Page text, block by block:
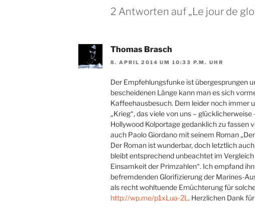
2 Antworten auf „Le jour de
Thomas Brasch
8. APRIL 2014 UM 10:33 P.M. UHR
Der Empfehlungsfunke ist übergesprungen
bescheidenen Länge kann man es sich
Kaffeehausbesuch. Dem leider noch immer
„Krieg“, das viele von uns –
Hollywood Kolportage gedanklich zu fassen
auch Paolo Giordano mit seinem Roman
Der Roman ist wunderbar, doch letztlich
bleibt entsprechend unbeachtet im
Einsamkeit der Primzahlen“. Ich empfand
befremdenden Glorifizierung der Marines-
als recht wohltuende Ernüchterung für
http://wp.me/p1xLua-2L . Herzlichen Dank für